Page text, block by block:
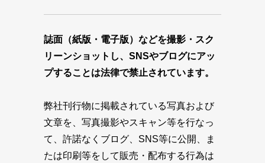
誌面（紙版・電子版）などを撮影・スク
リーンショットし、SNSやブログにアッ
プすることは法律で禁止されています。
弊社刊行物に掲載されている写真および
文章を、写真撮影やスキャン等を行なっ
て、許諾なくブログ、SNS等に公開、ま
たは印刷等をして販売・配布する行為は